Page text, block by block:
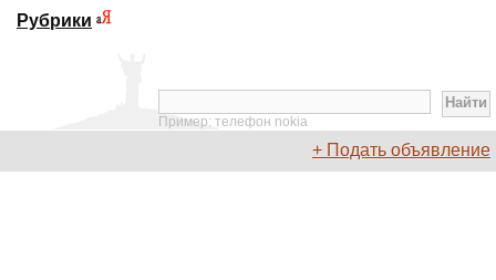
Рубрики
Пример: телефон nokia
+ Подать объявление